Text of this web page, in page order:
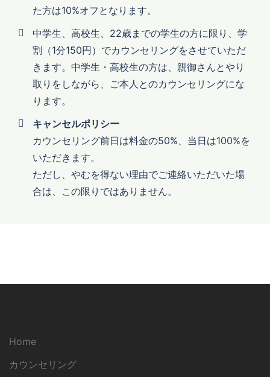
た方は10%オフとなります。
中学生、高校生、22歳までの学生の方に限り、学
割（1分150円）でカウンセリングをさせていただ
きます。中学生・高校生の方は、親御さんとやり
取りをしながら、ご本人とのカウンセリングにな
ります。
キャンセルポリシー
カウンセリング前日は料金の50%、当日は100%を
いただきます。
ただし、やむを得ない理由でご連絡いただいた場
合は、この限りではありません。
Home
カウンセリング